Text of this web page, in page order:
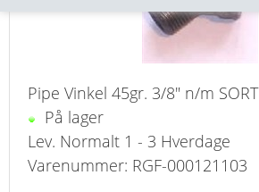
ENTREPENØRARBEJDE- & UDSTYR
VÆRKTØJ
BEFÆSTIGELSE
Pipe Vinkel 45gr. 3/8" n/m SORT
På lager
Lev. Normalt 1 - 3 Hverdage
Varenummer: RGF-000121103